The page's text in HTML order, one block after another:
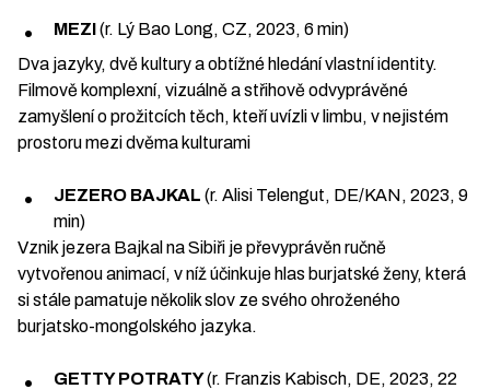
MEZI(r. Lý Bao Long, CZ, 2023, 6 min)
Dva jazyky, dvě kultury a obtížné hledání vlastní identity.
Filmově komplexní, vizuálně a střihově odvyprávěné
zamyšlení o prožitcích těch, kteří uvízli v limbu, v nejistém
prostoru mezi dvěma kulturami
JEZERO BAJKAL (r. Alisi Telengut, DE/KAN, 2023, 9
min)
Vznik jezera Bajkal na Sibiři je převyprávěn ručně
vytvořenou animací, v níž účinkuje hlas burjatské ženy, která
si stále pamatuje několik slov ze svého ohroženého
burjatsko-mongolského jazyka.
GETTY POTRATY(r. Franzis Kabisch, DE, 2023, 22